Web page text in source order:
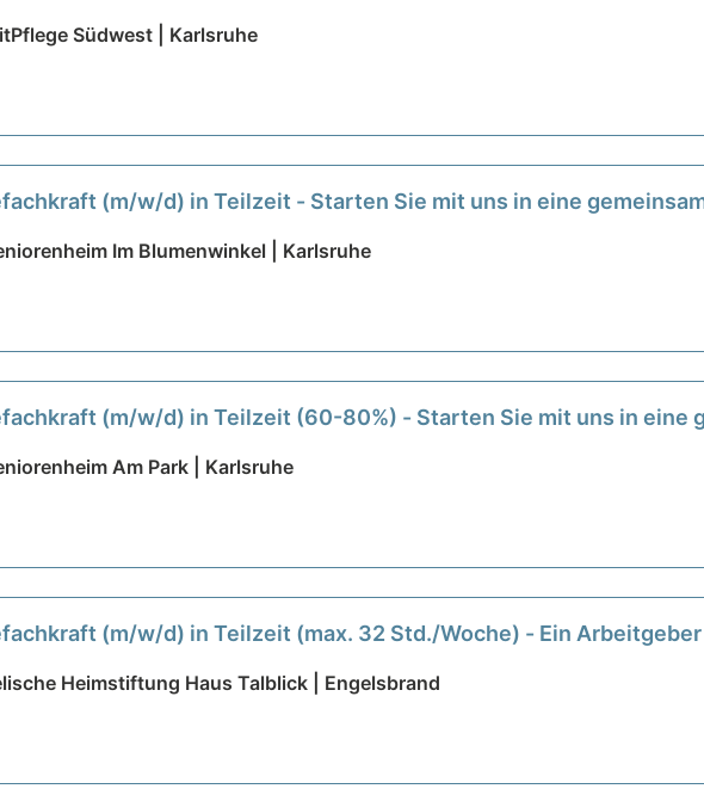
Südwest | Karlsruhe
(m/w/d) in Teilzeit - Starten Sie mit uns in eine
Im Blumenwinkel | Karlsruhe
(m/w/d) in Teilzeit (60-80%) - Starten Sie mit uns in eine
Am Park | Karlsruhe
(m/w/d) in Teilzeit (max. 32 Std./Woche) - Ein
Heimstiftung Haus Talblick | Engelsbrand